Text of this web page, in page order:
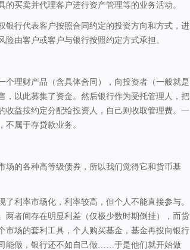
买卖并代理客户进行资产管理等的业务活动。
银行代表客户按照合同约定的投资方向和方式，进
由客户或客户与银行按照约定方式承担。
个理财产品（含具体合同），向投资者（一般就是
，以此募集了资金。然后银行作为受托管理人，把
收益按约定分配给投资人，自己则收取管理费。一
不属于存贷款业务。
场的各种高等级债券，所以我们觉得它和货币基
利率市场化，利率较高，但个人不能直接参与。
两者间存在明显利差（仅极少数时期倒挂），而货
市场的套利工具，个人购买基金，基金再投向银行
能做，银行还不如自己做……于是他们就开始做